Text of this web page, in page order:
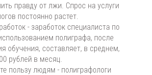
правду от лжи. Спрос на услуги
постоянно растет.
- заработок специалиста по
полиграфа, после
обучения, составляет, в среднем,
рублей в месяц.
пользу людям - полиграфологи